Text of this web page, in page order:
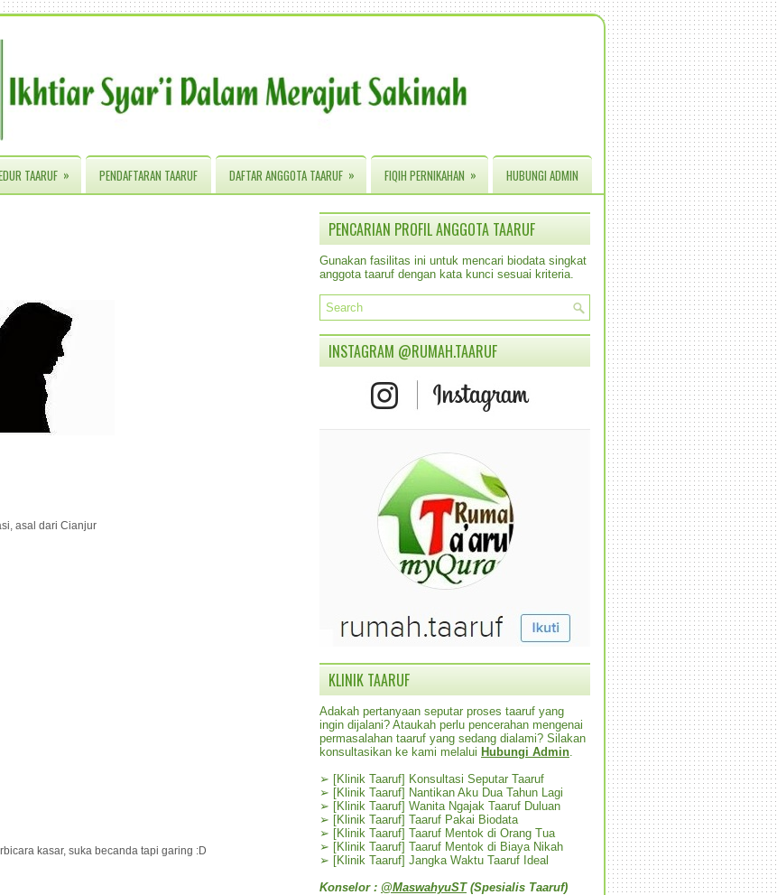
TAARUF » PENDAFTARAN TAARUF DAFTAR ANGGOTA TAARUF » FIQIH PERNIKAHAN » HUBUNGI ADMIN
asal dari Cianjur
kasar, suka becanda tapi garing :D
PENCARIAN PROFIL ANGGOTA TAARUF
Gunakan fasilitas ini untuk mencari biodata singkat
anggota taaruf dengan kata kunci sesuai kriteria.
INSTAGRAM @RUMAH.TAARUF
KLINIK TAARUF
Adakah pertanyaan seputar proses taaruf yang
ingin dijalani? Ataukah perlu pencerahan mengenai
permasalahan taaruf yang sedang dialami? Silakan
konsultasikan ke kami melalui Hubungi Admin
➢ [Klinik Taaruf] Konsultasi Seputar Taaruf
➢ [Klinik Taaruf] Nantikan Aku Dua Tahun Lagi
➢ [Klinik Taaruf] Wanita Ngajak Taaruf Duluan
➢ [Klinik Taaruf] Taaruf Pakai Biodata
➢ [Klinik Taaruf] Taaruf Mentok di Orang Tua
➢ [Klinik Taaruf] Taaruf Mentok di Biaya Nikah
➢ [Klinik Taaruf] Jangka Waktu Taaruf Ideal
Konselor : @MaswahyuST(Spesialis Taaruf)